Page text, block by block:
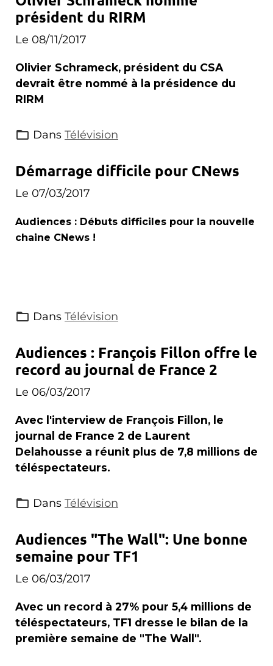
président du RIRM
Le 08/11/2017
Olivier Schrameck, président du CSA
devrait être nommé à la présidence du
RIRM
Dans Télévision
Démarrage difficile pour CNews
Le 07/03/2017
Audiences : Débuts difficiles pour la nouvelle
chaine CNews !
Dans Télévision
Audiences : François Fillon offre le
record au journal de France 2
Le 06/03/2017
Avec l'interview de François Fillon, le
journal de France 2 de Laurent
Delahousse a réunit plus de 7,8 millions de
téléspectateurs.
Dans Télévision
Audiences "The Wall": Une bonne
semaine pour TF1
Le 06/03/2017
Avec un record à 27% pour 5,4 millions de
téléspectateurs, TF1 dresse le bilan de la
première semaine de "The Wall".